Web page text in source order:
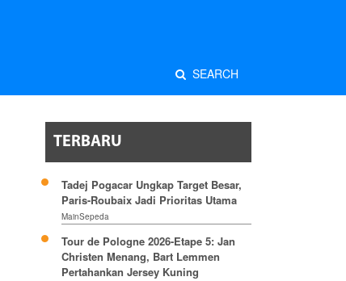
SEARCH
TERBARU
Tadej Pogacar Ungkap Target Besar,
Paris-Roubaix Jadi Prioritas Utama
MainSepeda
Tour de Pologne 2026-Etape 5: Jan
Christen Menang, Bart Lemmen
Pertahankan Jersey Kuning